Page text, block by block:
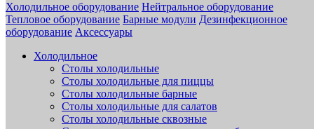
Холодильное оборудование Нейтральное оборудование
Тепловое оборудование Барные модули Дезинфекционное
оборудование Аксессуары
Холодильное
Столы холодильные
Столы холодильные для пиццы
Столы холодильные барные
Столы холодильные для салатов
Столы холодильные сквозные